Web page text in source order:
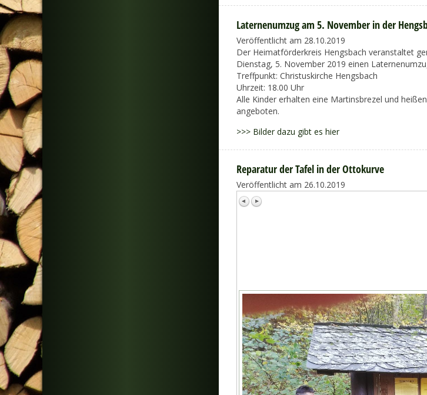
Laternenumzug am 5. November in der
Veröffentlicht am 28.10.2019
Der Heimatförderkreis Hengsbach veranstaltet
Dienstag, 5. November 2019 einen
Treffpunkt: Christuskirche Hengsbach
Uhrzeit: 18.00 Uhr
Alle Kinder erhalten eine Martinsbrezel und
angeboten.
>>> Bilder dazu gibt es hier
Reparatur der Tafel in der Ottokurve
Veröffentlicht am 26.10.2019